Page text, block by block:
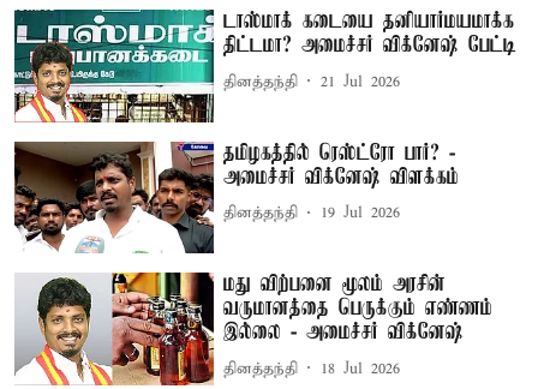
டாஸ்மாக் கடையை தனியார்மயமாக்க
திட்டமா? அமைச்சர் விக்னேஷ் பேட்டி
தினத்தந்தி 21 Jul 2026
தமிழகத்தில் ரெஸ்ட்ரோ பார்? -
அமைச்சர் விக்னேஷ் விளக்கம்
தினத்தந்தி 19 Jul 2026
மது விற்பனை மூலம் அரசின்
வருமானத்தை பெருக்கும் எண்ணம்
இல்லை - அமைச்சர் விக்னேஷ்
தினத்தந்தி 18 Jul 2026